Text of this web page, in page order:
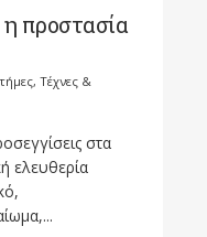
προστασία
Τέχνες &
στα
ελευθερία